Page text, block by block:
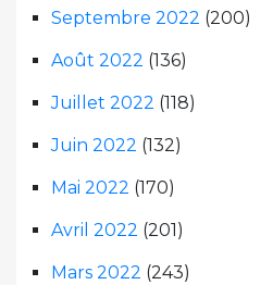
Septembre 2022 (200)
Août 2022 (136)
Juillet 2022 (118)
Juin 2022 (132)
Mai 2022 (170)
Avril 2022 (201)
Mars 2022 (243)